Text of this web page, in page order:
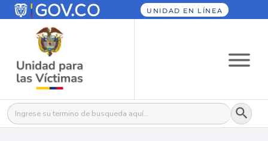
UNIDAD EN LÍNEA
Buscar: Botón